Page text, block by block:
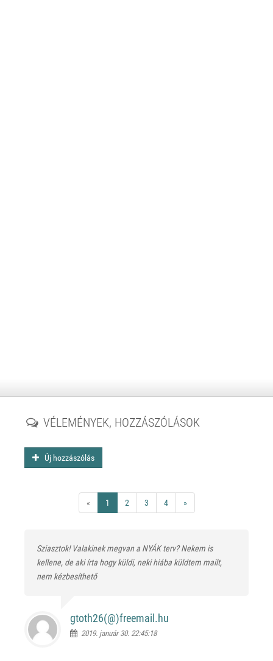
VÉLEMÉNYEK, HOZZÁSZÓLÁSOK
Új hozzászólás
« 1 2 3 4 »
Sziasztok! Valakinek megvan a NYÁK terv? Nekem is
kellene, de aki írta hogy küldi, neki hiába küldtem mailt,
nem kézbesíthető
gtoth26(@)freemail.hu
2019. január 30. 22:45:18